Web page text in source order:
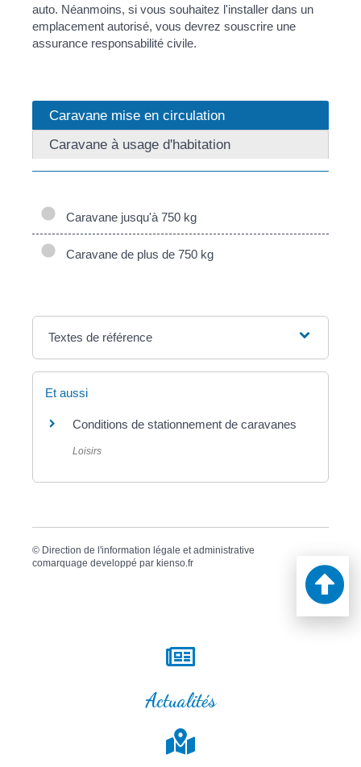
auto. Néanmoins, si vous souhaitez l'installer dans un
emplacement autorisé, vous devrez souscrire une
assurance responsabilité civile.
Caravane mise en circulation
Caravane à usage d'habitation
Caravane jusqu'à 750 kg
Caravane de plus de 750 kg
Textes de référence
Et aussi
Conditions de stationnement de caravanes
Loisirs
© Direction de l'information légale et administrative
comarquage developpé par kienso.fr
Actualités